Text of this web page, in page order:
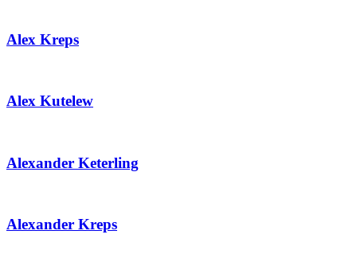
Alex Kreps
Alex Kutelew
Alexander Keterling
Alexander Kreps